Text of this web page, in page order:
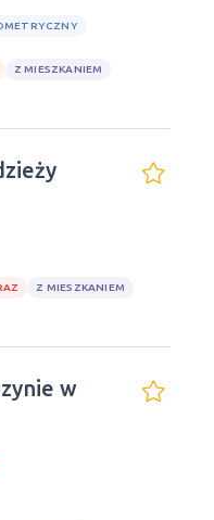
Z MIESZKANIEM
Z MIESZKANIEM
w